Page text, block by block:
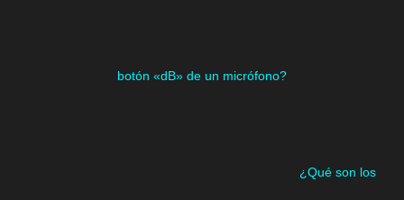
botón «dB» de un micrófono?
¿Qué son los